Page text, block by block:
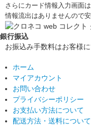
さらにカード情報入力画面
情報流出はありませんので
銀行振込
お振込み手数料はお客様
ホーム
マイアカウント
お問い合わせ
プライバシーポリシー
お支払い方法について
配送方法・送料について